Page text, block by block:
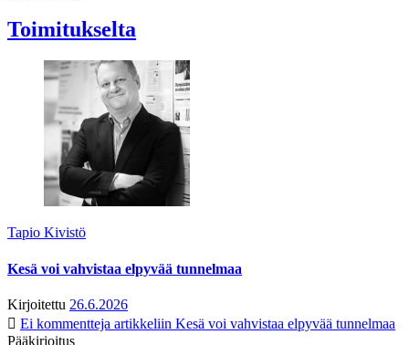
Toimitukselta
Tapio Kivistö
Kesä voi vahvistaa elpyvää tunnelmaa
Kirjoitettu 26.6.2026
Ei kommentteja artikkeliin Kesä voi vahvistaa elpyvää tunnelmaa
Pääkirjoitus